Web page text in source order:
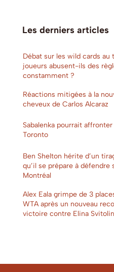
Les derniers articles
Débat sur les wild cards au
joueurs abusent-ils des
constamment ?
Réactions mitigées à la
cheveux de Carlos Alcaraz
Sabalenka pourrait
Toronto
Ben Shelton hérite d’un
qu’il se prépare à défendre
Montréal
Alex Eala grimpe de 3
WTA après un nouveau
victoire contre Elina